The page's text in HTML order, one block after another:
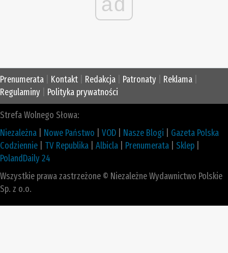
Prenumerata Kontakt Redakcja Patronaty Reklama
Regulaminy
Polityka prywatności
Strefa Wolnego Słowa:
Niezależna
Nowe Państwo VOD Nasze Blogi
Gazeta Polska
Codziennie
TV Republika Albicla Prenumerata Sklep
PolandDaily 24
Wszystkie prawa zastrzeżone © Niezależne Wydawnictwo Polskie
Sp. z o.o.